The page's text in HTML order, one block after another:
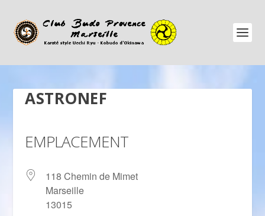
ASTRONEF
EMPLACEMENT
118 Chemin de Mimet
Marseille
13015